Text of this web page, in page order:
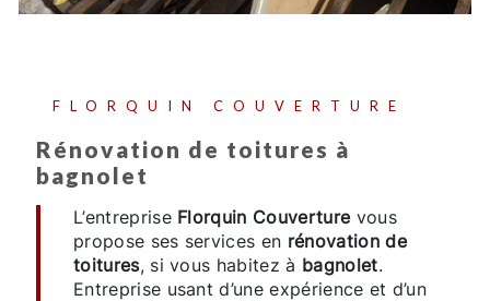
FLORQUIN COUVERTURE
rénovation de toitures à
bagnolet
L’entreprise Florquin Couverturevous
propose ses services en rénovation de
toitures, si vous habitez à bagnolet.
Entreprise usant d’une expérience et d’un